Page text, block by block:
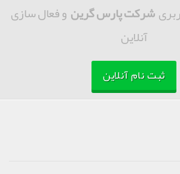
شرکت پارس گرینو فعال سازی
آنلاین
ثبت نام آنلاین